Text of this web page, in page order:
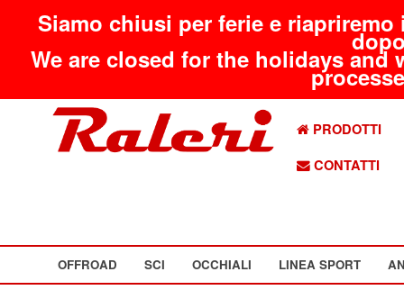
Siamo chiusi per ferie e
We are closed for the holidays
PRODOTTI
CONTATTI
OFFROAD SCI OCCHIALI LINEA SPORT